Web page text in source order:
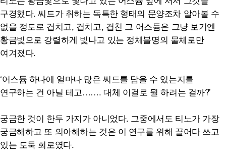
구경했다. 씨드가 취하는 독특한 형태의 문양조차 알아볼 수
없을 정도로 겹치고, 겹치고, 겹친 그 어스듐은 그냥 보기엔
황금빛으로 강렬하게 빛나고 있는 정체불명의 물체로만
여겨졌다.
‘어스듐 하나에 얼마나 많은 씨드를 담을 수 있는지를
연구하는 건 아닐 테고……. 대체 이걸로 뭘 하려는 걸까?’
궁금한 것이 한두 가지가 아니었다. 그중에서도 티노가 가장
궁금해하고 또 의아해하는 것은 이 연구를 위해 끌어다 쓰고
있는 도둑 회로였다.